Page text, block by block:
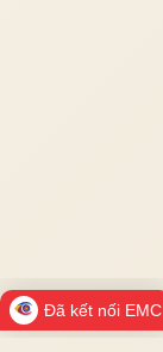
Đã kết nối EMC